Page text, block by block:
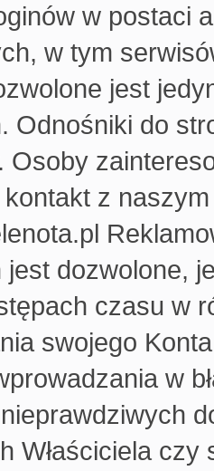
w postaci
w tym
jest
Odnośniki do
Osoby
z
jest dozwolone,
czasu w
swojego
w
Właściciela